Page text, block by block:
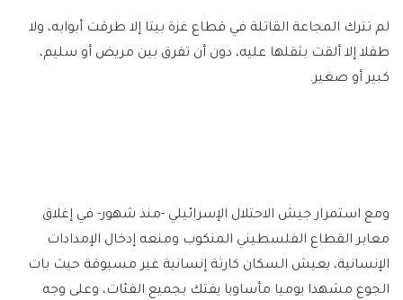
لم تترك المجاعة القاتلة في قطاع غزة بيتا إلا طرقت أبوابه، ولا
طفلا إلا ألقت بثقلها عليه، دون أن تفرق بين مريض أو سليم،
كبير أو صغير.
ومع استمرار جيش الاحتلال الإسرائيلي -منذ شهور- في إغلاق
معابر القطاع الفلسطيني المنكوب ومنعه إدخال الإمدادات
الإنسانية، يعيش السكان كارثة إنسانية غير مسبوقة حيث بات
الجوع مشهدا يوميا مأساويا يفتك بجميع الفئات، وعلى وجه